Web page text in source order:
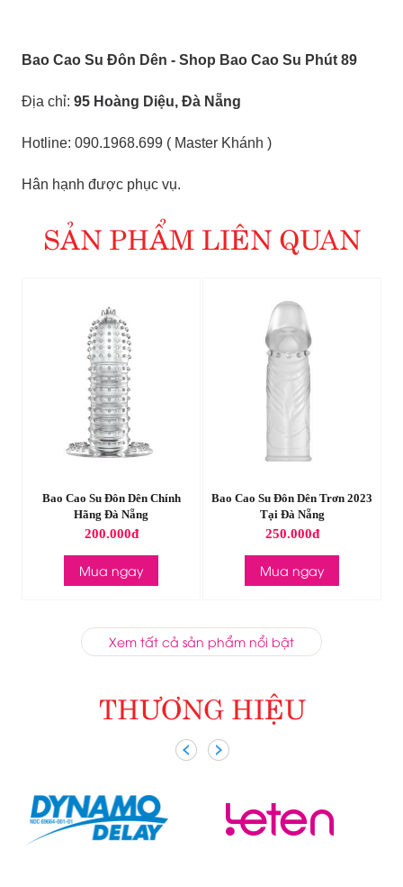
Bao Cao Su Đôn Dên - Shop Bao Cao Su Phút 89
Địa chỉ: 95 Hoàng Diệu, Đà Nẵng
Hotline: 090.1968.699 ( Master Khánh )
Hân hạnh được phục vụ.
SẢN PHẨM LIÊN QUAN
Bao Cao Su Đôn Dên Chính
Hãng Đà Nẵng
200.000đ
Mua ngay
Bao Cao Su Đôn Dên Trơn 2023
Tại Đà Nẵng
250.000đ
Mua ngay
Xem tất cả sản phẩm nổi bật
THƯƠNG HIỆU